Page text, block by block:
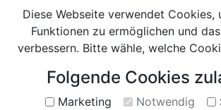
Diese Webseite verwendet Cookies,
Funktionen zu ermöglichen und
verbessern. Bitte wähle, welche
Folgende Cookies
Marketing Notwendig